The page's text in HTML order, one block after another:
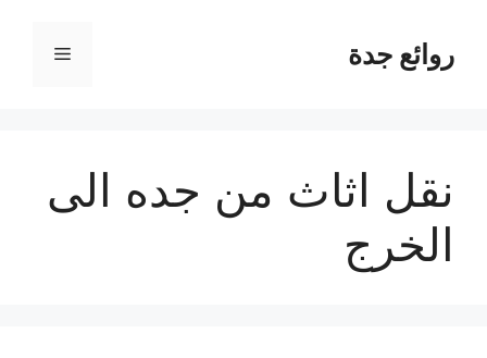
المحتوىروائع جدة القائمة
نقل اثاث من جده الى
الخرج